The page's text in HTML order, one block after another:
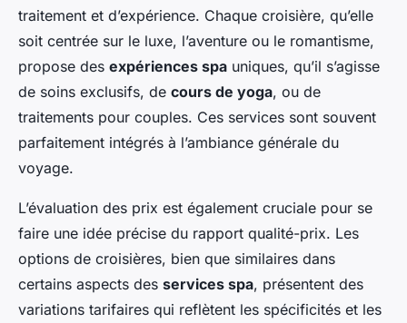
traitement et d’expérience. Chaque croisière, qu’elle
soit centrée sur le luxe, l’aventure ou le romantisme,
propose des expériences spa uniques, qu’il s’agisse
de soins exclusifs, de cours de yoga, ou de
traitements pour couples. Ces services sont souvent
parfaitement intégrés à l’ambiance générale du
voyage.
L’évaluation des prix est également cruciale pour se
faire une idée précise du rapport qualité-prix. Les
options de croisières, bien que similaires dans
certains aspects des services spa, présentent des
variations tarifaires qui reflètent les spécificités et les